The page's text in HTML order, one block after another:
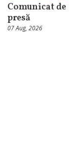
Comunicat de
presă
07 Aug, 2026